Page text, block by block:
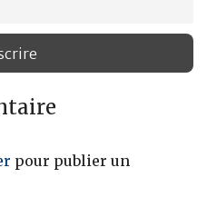
pour publier un